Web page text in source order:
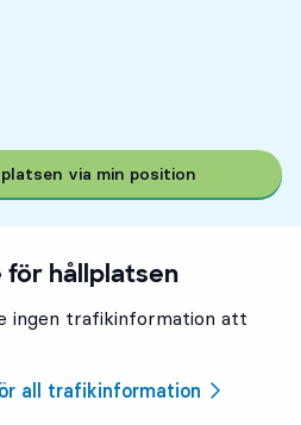
via min position
hållplatsen
ingen trafikinformation att
all trafikinformation